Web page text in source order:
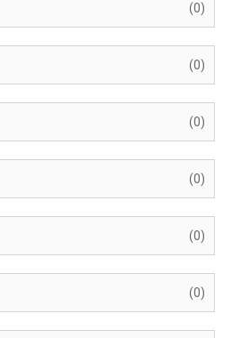
(0)
(0)
(0)
(0)
(0)
(0)